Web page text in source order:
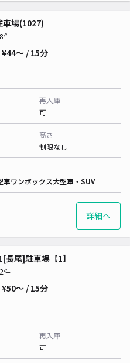
車場(1027)
件
¥44〜 / 15分
再入庫
可
高さ
制限なし
車ワンボックス大型車・SUV
詳細へ
長尾]駐車場【1】
件
¥50〜 / 15分
再入庫
可